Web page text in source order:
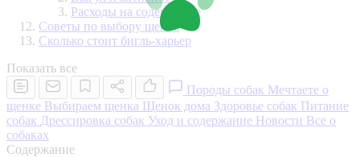
Расходы на содержание
Советы по выбору щенка
Сколько стоит бигль-харьер
Показать все
Породы собак Мечтаете о
щенке Выбираем щенка Щенок дома Здоровье собак Питание
собак Дрессировка собак Уход и содержание Новости Все о
собаках
Содержание